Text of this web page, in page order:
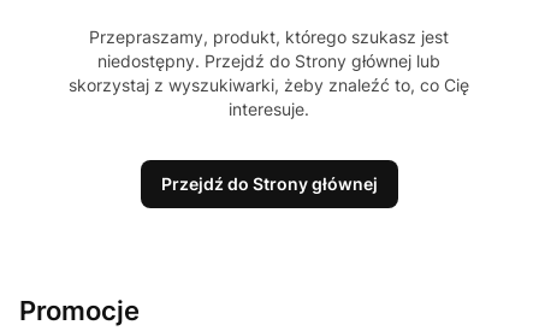
Przepraszamy, produkt, którego szukasz jest
niedostępny. Przejdź do Strony głównej lub
skorzystaj z wyszukiwarki, żeby znaleźć to, co Cię
interesuje.
Przejdź do Strony głównej
Promocje